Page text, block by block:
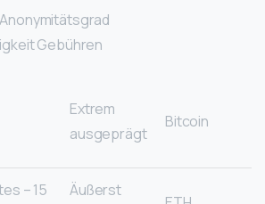
Gebühren
Bitcoin
Extrem
ausgeprägt
Äußerst
–